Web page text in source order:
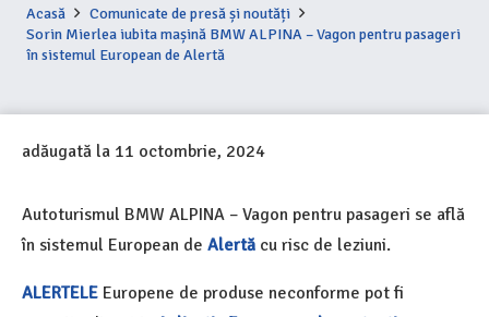
Acasă
Comunicate de presă și noutăți
Sorin Mierlea iubita mașină BMW ALPINA – Vagon pentru pasageri
în sistemul European de Alertă
adăugată la 11 octombrie, 2024
Autoturismul BMW ALPINA – Vagon pentru pasageri se află
în sistemul European de Alertă cu risc de leziuni.
ALERTELE Europene de produse neconforme pot fi